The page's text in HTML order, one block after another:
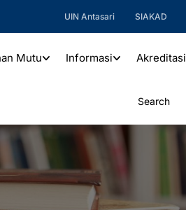
UIN Antasari SIAKAD
Mutu Informasi Akreditasi